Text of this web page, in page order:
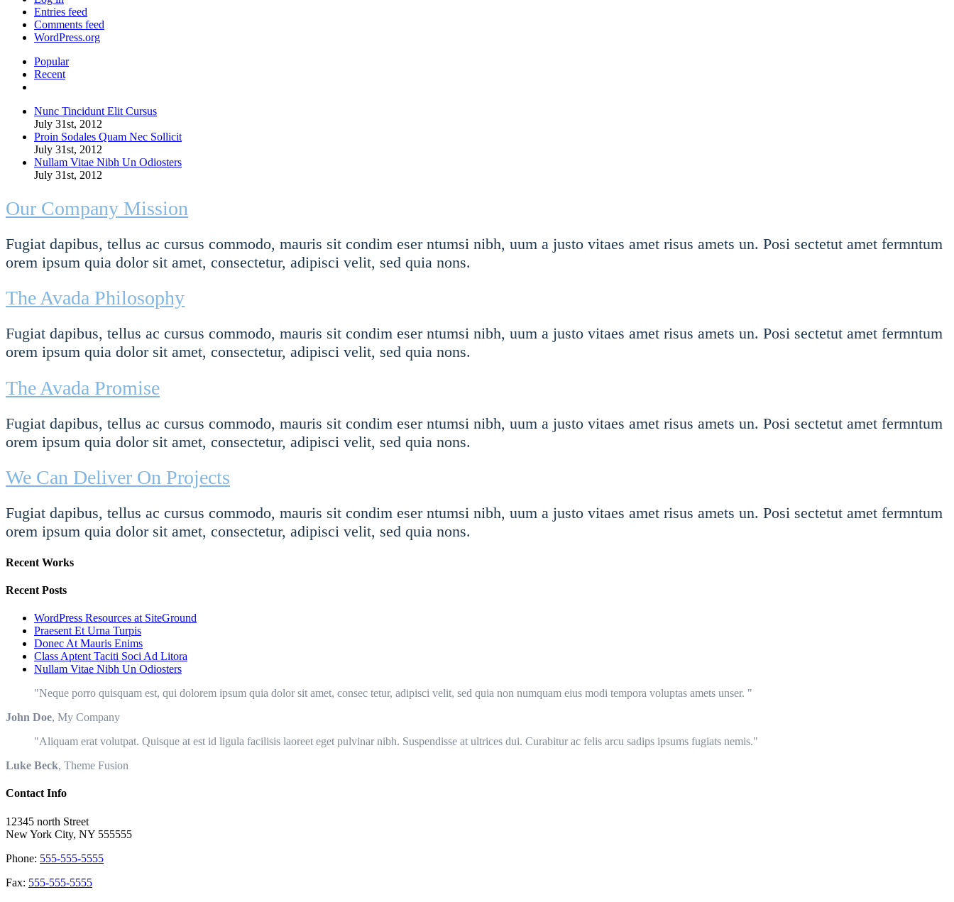
Entries feed
Comments feed
WordPress.org
Popular
Recent
Nunc Tincidunt Elit Cursus
July 31st, 2012
Proin Sodales Quam Nec Sollicit
July 31st, 2012
Nullam Vitae Nibh Un Odiosters
July 31st, 2012
Our Company Mission
Fugiat dapibus, tellus ac cursus commodo, mauris sit condim eser ntumsi nibh, uum a justo vitaes amet risus amets un. Posi sectetut amet fermntum
orem ipsum quia dolor sit amet, consectetur, adipisci velit, sed quia nons.
The Avada Philosophy
Fugiat dapibus, tellus ac cursus commodo, mauris sit condim eser ntumsi nibh, uum a justo vitaes amet risus amets un. Posi sectetut amet fermntum
orem ipsum quia dolor sit amet, consectetur, adipisci velit, sed quia nons.
The Avada Promise
Fugiat dapibus, tellus ac cursus commodo, mauris sit condim eser ntumsi nibh, uum a justo vitaes amet risus amets un. Posi sectetut amet fermntum
orem ipsum quia dolor sit amet, consectetur, adipisci velit, sed quia nons.
We Can Deliver On Projects
Fugiat dapibus, tellus ac cursus commodo, mauris sit condim eser ntumsi nibh, uum a justo vitaes amet risus amets un. Posi sectetut amet fermntum
orem ipsum quia dolor sit amet, consectetur, adipisci velit, sed quia nons.
Recent Works
Recent Posts
WordPress Resources at SiteGround
Praesent Et Urna Turpis
Donec At Mauris Enims
Class Aptent Taciti Soci Ad Litora
Nullam Vitae Nibh Un Odiosters
Neque porro quisquam est, qui dolorem ipsum quia dolor sit amet, consec tetur, adipisci velit, sed quia non numquam eius modi tempora voluptas amets unser.
John Doe, My Company
Aliquam erat volutpat. Quisque at est id ligula facilisis laoreet eget pulvinar nibh. Suspendisse at ultrices dui. Curabitur ac felis arcu sadips ipsums fugiats nemis.
Luke Beck, Theme Fusion
Contact Info
12345 north Street
New York City, NY 555555
Phone: 555-555-5555
Fax: 555-555-5555